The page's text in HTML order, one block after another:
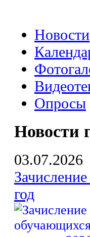
Новости
Опросы
Новости
03.07.2026
год